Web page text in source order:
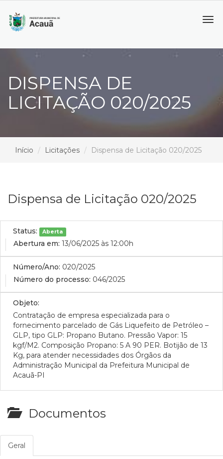
DISPENSA DE
LICITAÇÃO 020/2025
Início Licitações Dispensa de Licitação 020/2025
Dispensa de Licitação 020/2025
Status: Aberta
Abertura em: 13/06/2025 às 12:00h
Número/Ano: 020/2025
Número do processo: 046/2025
Objeto:
Contratação de empresa especializada para o
fornecimento parcelado de Gás Liquefeito de Petróleo –
GLP, tipo GLP: Propano Butano. Pressão Vapor: 15
kgf/M2. Composição Propano: 5 A 90 PER. Botijão de 13
Kg, para atender necessidades dos Órgãos da
Administração Municipal da Prefeitura Municipal de
Acauã-PI
Documentos
Geral